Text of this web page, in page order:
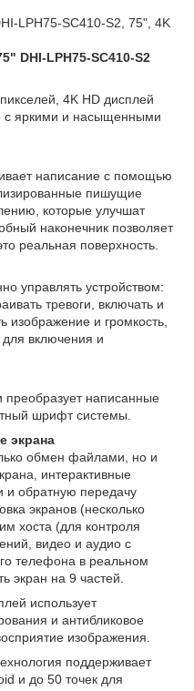
LPH75-SC410-S2, 75", 4K
DHI-LPH75-SC410-S2
4K HD дисплей
с яркими и насыщенными
написание с помощью
пишущие
которые улучшат
наконечник позволяет
реальная поверхность.
управлять устройством:
тревоги, включать и
изображение и громкость,
для включения и
написанные
шрифт системы.
экрана
обмен файлами, но и
интерактивные
и обратную передачу
экранов (несколько
хоста (для контроля
видео и аудио с
телефона в реальном
экран на 9 частей.
использует
и антибликовое
изображения.
поддерживает
и до 50 точек для